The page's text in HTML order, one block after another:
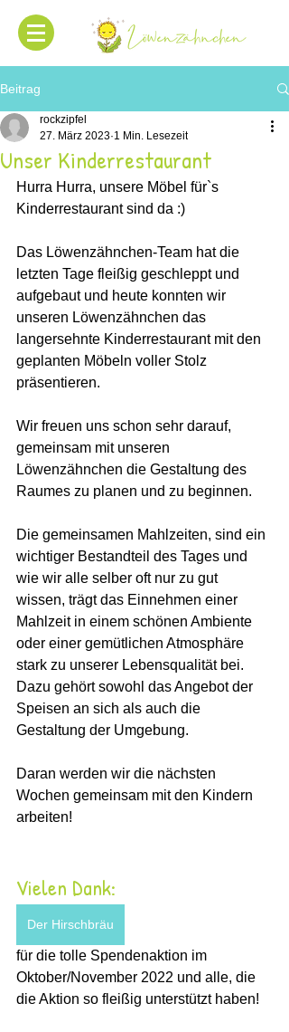
Beitrag
Unser Kinderrestaurant
rockzipfel
27. März 2023 1 Min. Lesezeit
Hurra Hurra, unsere Möbel für`s
Kinderrestaurant sind da :)
Das Löwenzähnchen-Team hat die
letzten Tage fleißig geschleppt und
aufgebaut und heute konnten wir
unseren Löwenzähnchen das
langersehnte Kinderrestaurant mit den
geplanten Möbeln voller Stolz
präsentieren.
Wir freuen uns schon sehr darauf,
gemeinsam mit unseren
Löwenzähnchen die Gestaltung des
Raumes zu planen und zu beginnen.
Die gemeinsamen Mahlzeiten, sind ein
wichtiger Bestandteil des Tages und
wie wir alle selber oft nur zu gut
wissen, trägt das Einnehmen einer
Mahlzeit in einem schönen Ambiente
oder einer gemütlichen Atmosphäre
stark zu unserer Lebensqualität bei.
Dazu gehört sowohl das Angebot der
Speisen an sich als auch die
Gestaltung der Umgebung.
Daran werden wir die nächsten
Wochen gemeinsam mit den Kindern
arbeiten!
Vielen Dank:
Der Hirschbräu
für die tolle Spendenaktion im
Oktober/November 2022 und alle, die
die Aktion so fleißig unterstützt haben!